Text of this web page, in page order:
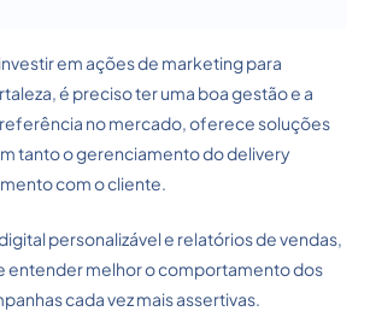
em ações de marketing para
é preciso ter uma boa gestão e a
referência no mercado, oferece soluções
tanto o gerenciamento do delivery
com o cliente.
personalizável e relatórios de vendas,
entender melhor o comportamento dos
cada vez mais assertivas.